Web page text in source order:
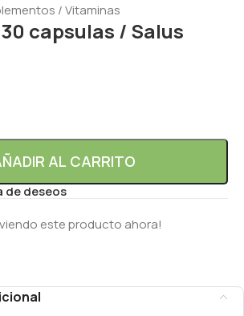
/ Vitaminas
capsulas / Salus
AL CARRITO
de deseos
viendo este producto ahora!